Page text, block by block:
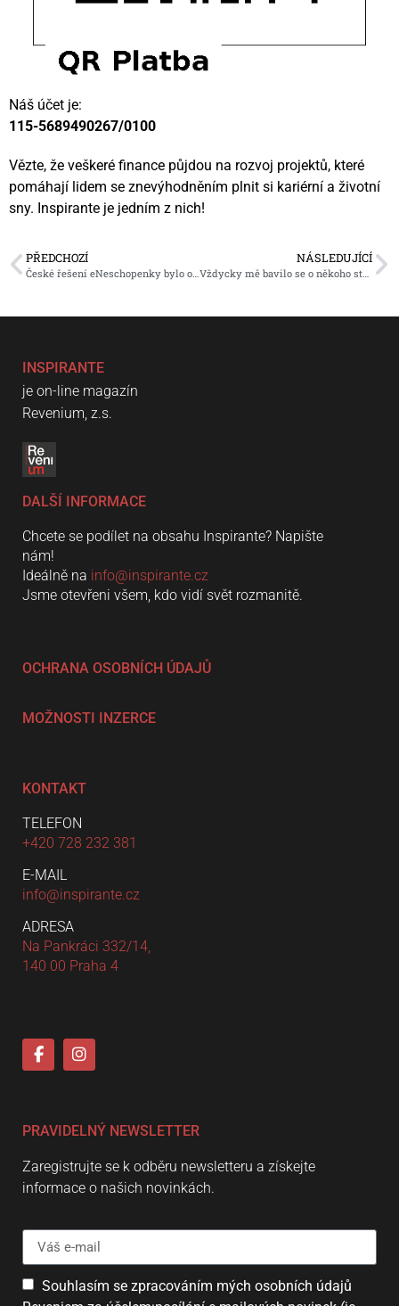
Náš účet je:
115-5689490267/0100
Vězte, že veškeré finance půjdou na rozvoj projektů, které
pomáhají lidem se znevýhodněním plnit si kariérní a životní
sny. Inspirante je jedním z nich!
PŘEDCHOZÍ
České řešení eNeschopenky bylo oceněno
NÁSLEDUJÍCÍ
Vždycky mě bavilo se o někoho starat
INSPIRANTE
je on-line magazín
Revenium, z.s.
DALŠÍ INFORMACE
Chcete se podílet na obsahu Inspirante? Napište
nám!
Ideálně na info@inspirante.cz
Jsme otevřeni všem, kdo vidí svět rozmanitě.
OCHRANA OSOBNÍCH ÚDAJŮ
MOŽNOSTI INZERCE
KONTAKT
TELEFON
+420 728 232 381
E-MAIL
info@inspirante.cz
ADRESA
Na Pankráci 332/14,
140 00 Praha 4
PRAVIDELNÝ NEWSLETTER
Zaregistrujte se k odběru newsletteru a získejte
informace o našich novinkách.
Souhlasím se zpracováním mých osobních údajů